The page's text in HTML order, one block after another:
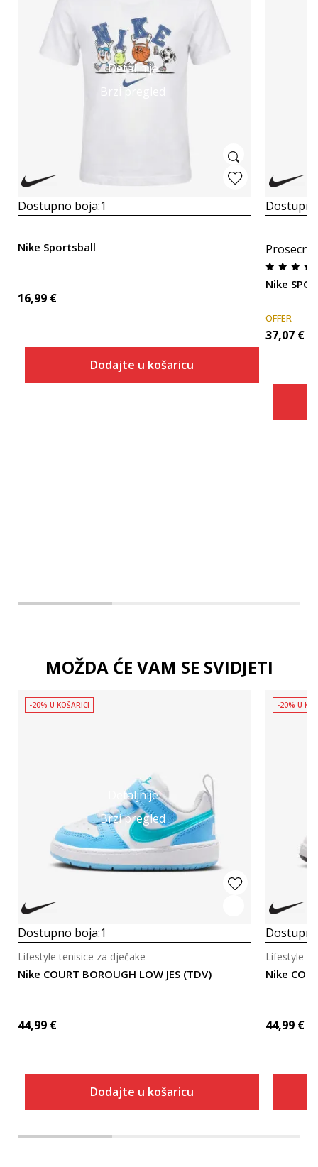
Detaljnije
Brzi pregled
Dostupno boja:1
Nike Sportsball
16,99 €
Dodajte u košaricu
Nike
OFFER
37,07 €
MOŽDA ĆE VAM SE SVIDJETI
Detaljnije
Brzi pregled
-20% U KOŠARICI
Dostupno boja:1
Nike COURT BOROUGH LOW JES (TDV)
Lifestyle tenisice za dječake
44,99 €
Dodajte u košaricu
-20% U
Nike
Lifestyle
44,99 €